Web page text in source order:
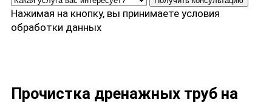
Нажимая на кнопку, вы принимаете условия
обработки данных
Прочистка дренажных труб на